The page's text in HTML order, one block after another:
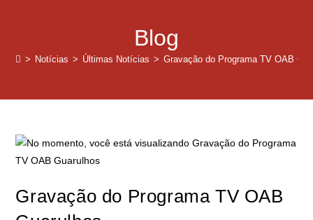
Blog
> Notícias > Últimas Notícias > Gravação do Programa TV OAB
Gravação do Programa TV OAB